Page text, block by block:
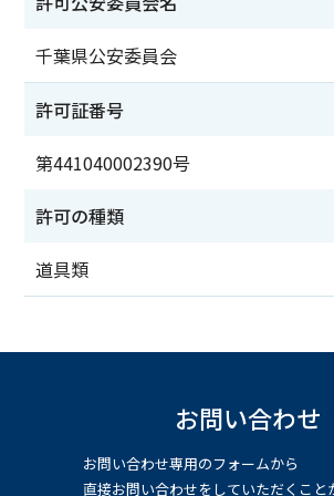
千葉県公安委員会
許可証番号
第441040002390号
許可の種類
道具類
お問い合わせ
お問い合わせ専用のフォームから
直接お問い合わせをしていただくこと